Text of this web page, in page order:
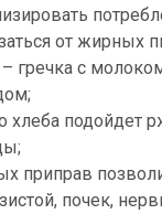
от жирных
– гречка с
хлеба подойдет
приправ
почек,